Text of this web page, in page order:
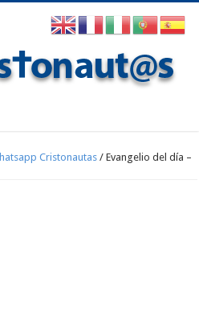
Cristonautas / Evangelio del día –